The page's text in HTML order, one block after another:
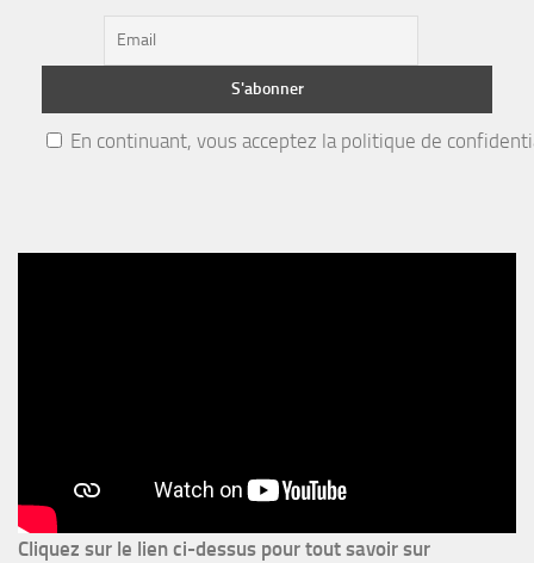
En continuant, vous acceptez la politique de
Cliquez sur le lien ci-dessus pour tout savoir sur